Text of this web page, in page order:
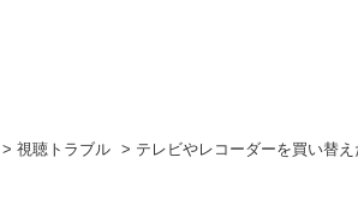
> 視聴トラブル > テレビやレコーダーを買い替